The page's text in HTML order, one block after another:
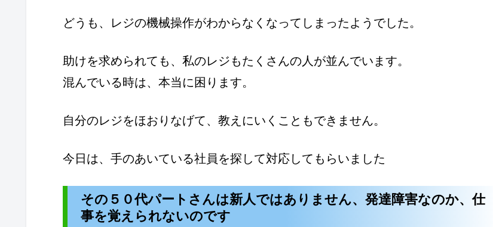
どうも、レジの機械操作がわからなくなってしまったようでした。
助けを求められても、私のレジもたくさんの人が並んでいます。
混んでいる時は、本当に困ります。
自分のレジをほおりなげて、教えにいくこともできません。
今日は、手のあいている社員を探して対応してもらいました
その５０代パートさんは新人ではありません、発達障害なのか、仕
事を覚えられないのです